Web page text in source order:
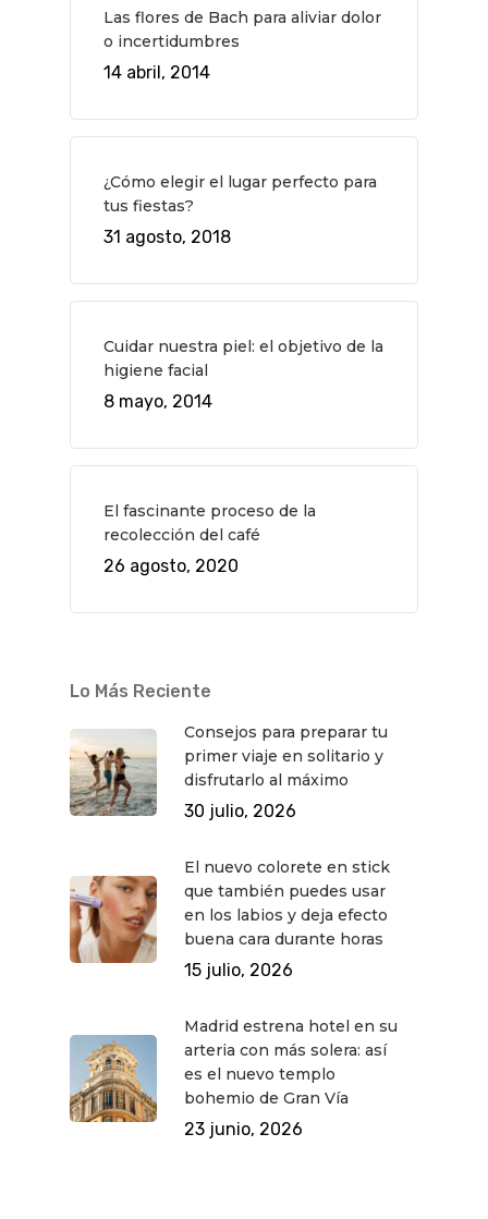
Las flores de Bach para aliviar dolor
o incertidumbres
14 abril, 2014
¿Cómo elegir el lugar perfecto para
tus fiestas?
31 agosto, 2018
Cuidar nuestra piel: el objetivo de la
higiene facial
8 mayo, 2014
El fascinante proceso de la
recolección del café
26 agosto, 2020
Lo Más Reciente
Consejos para preparar tu
primer viaje en solitario y
disfrutarlo al máximo
30 julio, 2026
El nuevo colorete en stick
que también puedes usar
en los labios y deja efecto
buena cara durante horas
15 julio, 2026
Madrid estrena hotel en su
arteria con más solera: así
es el nuevo templo
bohemio de Gran Vía
23 junio, 2026
QUÉ HACER
Planes
Teatro
Novedades
Cine
Rutas Por Madrid
Bares Y Cafés
Gourmet
BEAUTY
CONTACTO